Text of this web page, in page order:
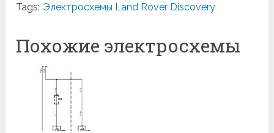
Tags: Электросхемы Land Rover Discovery
Похожие электросхемы